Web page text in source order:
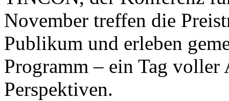
November treffen die
Publikum und erleben
Programm – ein Tag voller
Perspektiven.